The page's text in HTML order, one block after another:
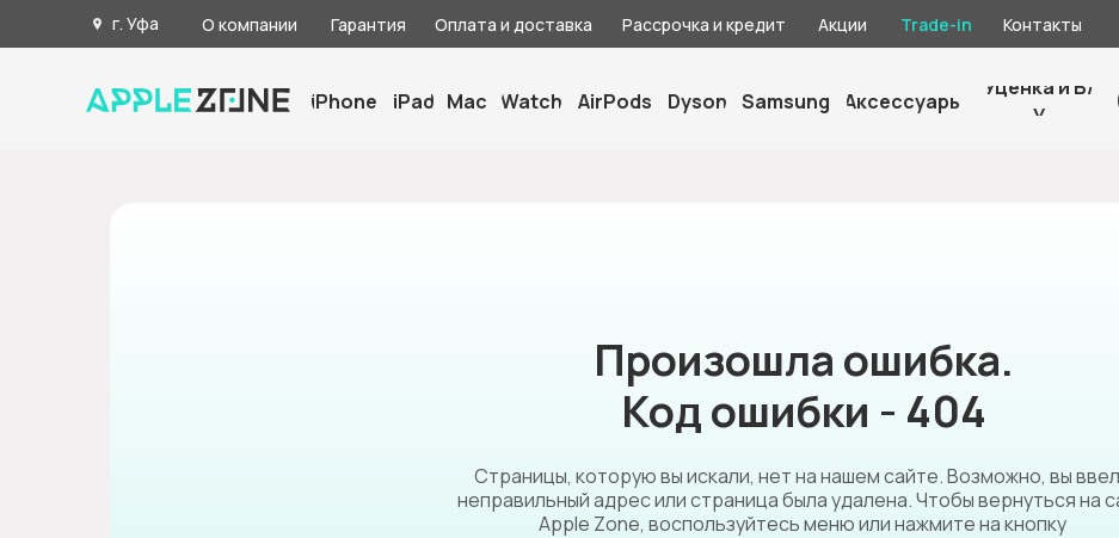
О компании Trade-in
Гарантия Контакты
Оплата и доставка Рассрочка и кредит
iPhone iPad Mac Watch AirPods Samsung Аксессуары
Уценка и Б/
У
г. Уфа Акции
Dyson
Произошла ошибка.
Код ошибки - 404
Страницы, которую вы искали, нет на нашем сайте. Возможно, вы
неправильный адрес или страница была удалена. Чтобы вернуться на
Apple Zone, воспользуйтесь меню или нажмите на кнопку